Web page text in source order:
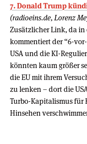
7. Donald Trump
(radioeins.de, Lorenz
Zusätzlicher Link, da in
kommentiert der “6-
USA und die KI-
könnten kaum größer
die EU mit ihrem
zu lenken – dort die
Turbo-Kapitalismus für
Hinsehen